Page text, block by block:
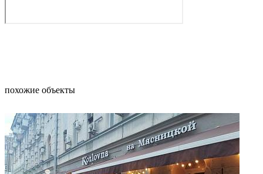
похожие объекты